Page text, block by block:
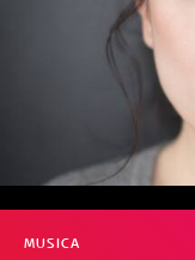
MUSICA